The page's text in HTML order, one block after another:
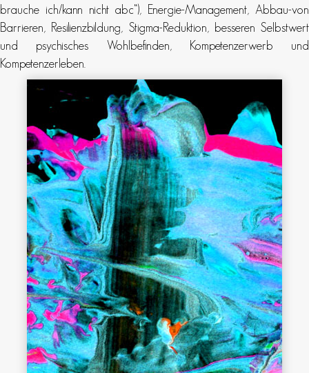
brauche ich/kann nicht abc“), Energie-Management, Abbau-von
Barrieren, Resilienzbildung, Stigma-Reduktion, besseren Selbstwert
und psychisches Wohlbefinden, Kompetenzerwerb und
Kompetenzerleben.